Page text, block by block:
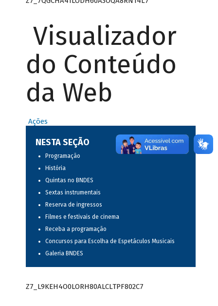
Visualizador
do Conteúdo
da Web
Ações
NESTA SEÇÃO
Programação
História
Quintas no BNDES
Sextas instrumentais
Reserva de ingressos
Filmes e festivais de cinema
Receba a programação
Concursos para Escolha de Espetáculos Musicais
Galeria BNDES
Z7_L9KEH4O0LORH80ALCLTPF802C7